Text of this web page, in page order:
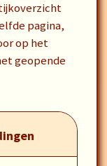
pagina,
op het
geopende